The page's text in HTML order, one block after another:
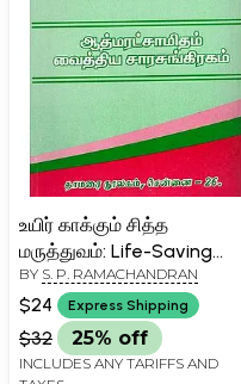
உயிர் காக்கும் சித்த
மருத்துவம்: Life-Saving
Psychotherapy (Tamil)
BY S. P. RAMACHANDRAN
$24 Express Shipping
$32 25% off
INCLUDES ANY TARIFFS AND